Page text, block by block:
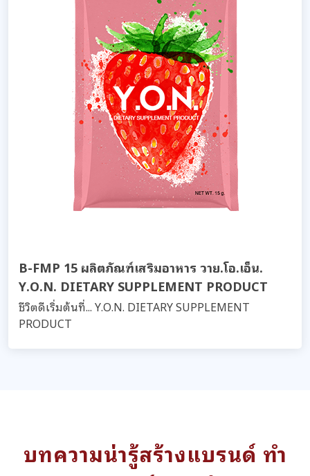
B-FMP 15 ผลิตภัณฑ์เสริมอาหาร วาย.โอ.เอ็น.
Y.O.N. DIETARY SUPPLEMENT PRODUCT
ชีวิตดีเริ่มต้นที่... Y.O.N. DIETARY SUPPLEMENT
PRODUCT
บทความน่ารู้สร้างแบรนด์ ทำ